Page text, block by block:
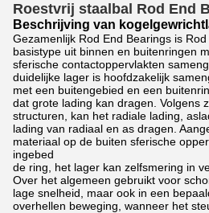
Roestvrij staalbal Rod End
Beschrijving van
Gezamenlijk Rod End Bearings is
basistype uit binnen en buitenringen
sferische contactoppervlakten
duidelijke lager is hoofdzakelijk
met een buitengebied en een
dat grote lading kan dragen. Volgens
structuren, kan het radiale lading,
lading van radiaal en as dragen.
materiaal op de buiten sferische
ingebed
de ring, het lager kan zelfsmering in
Over het algemeen gebruikt voor
lage snelheid, maar ook in een
overhellen beweging, wanneer het